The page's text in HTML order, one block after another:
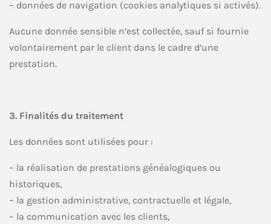
– données de navigation (cookies analytiques si activés).
Aucune donnée sensible n’est collectée, sauf si fournie
volontairement par le client dans le cadre d’une
prestation.
3. Finalités du traitement
Les données sont utilisées pour :
– la réalisation de prestations généalogiques ou
historiques,
– la gestion administrative, contractuelle et légale,
– la communication avec les clients,